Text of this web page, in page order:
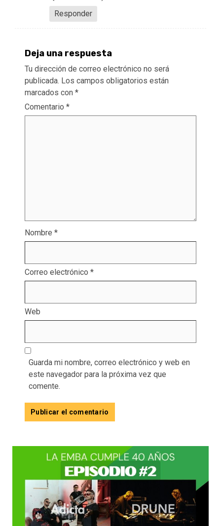
Responder
Deja una respuesta
Tu dirección de correo electrónico no será
publicada. Los campos obligatorios están
marcados con *
Comentario *
Nombre *
Correo electrónico *
Web
Guarda mi nombre, correo electrónico y web en
este navegador para la próxima vez que
comente.